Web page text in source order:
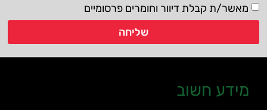
מאשר/ת קבלת דיוור וחומרים פרסומיים
שליחה
מידע חשוב